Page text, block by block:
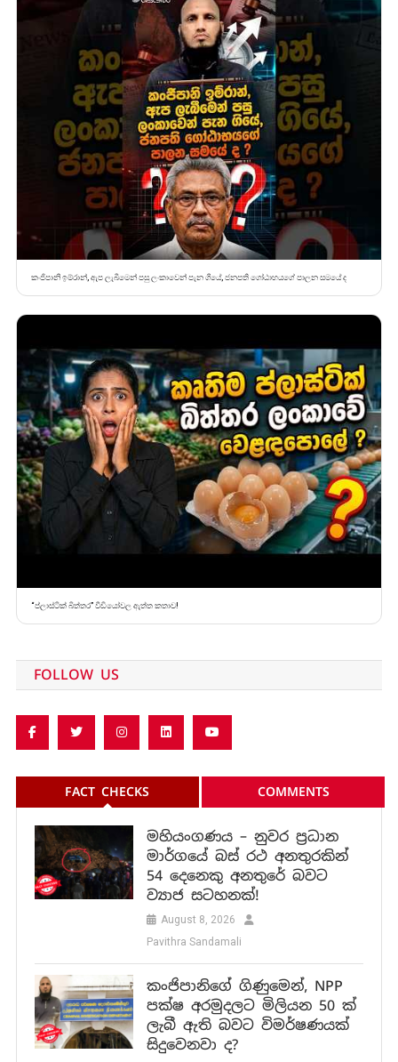
කංජිපානි ඉම්රාන්, ඇප ලැබීමෙන් පසු ලංකාවෙන් පැන ගියේ, ජනපති ගෝඨාභයගේ පාලන සමයේ ද
“ප්ලාස්ටික් බිත්තර” වීඩියෝවල ඇත්ත කතාව!
FOLLOW US
FACT CHECKS COMMENTS
මහියංගණය – නුවර ප්‍රධාන
මාර්ගයේ බස් රථ අනතුරකින්
54 දෙනෙකු අනතුරේ බවට
ව්‍යාජ සටහනක්!
August 8, 2026
Pavithra Sandamali
කංජිපානිගේ ගිණුමෙන්, NPP
පක්ෂ අරමුදලට මිලියන 50 ක්
ලැබී ඇති බවට විමර්ෂණයක්
සිදුවෙනවා ද?